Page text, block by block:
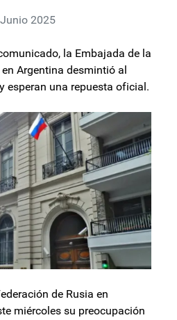
2025
la Embajada de la
Argentina desmintió al
esperan una repuesta oficial.
de Rusia en
miércoles su preocupación